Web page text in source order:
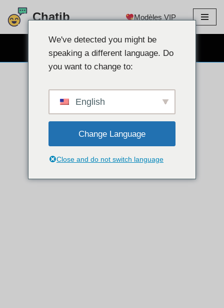
Aller
Chatib Modèles VIP
We've detected you might be
speaking a different language. Do
you want to change to:
English
Change Language
Close and do not switch language